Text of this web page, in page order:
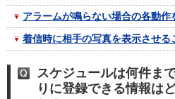
アラームが鳴らない場合の各動作
着信時に相手の写真を表示させる
スケジュールは何件ま
りに登録できる情報は